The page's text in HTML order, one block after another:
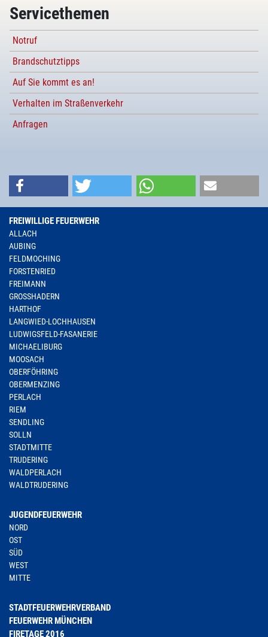
Servicethemen
Notruf
Brandschutztipps
Auf Sie kommt es an!
Verhalten im Straßenverkehr
Anfragen
FREIWILLIGE FEUERWEHR
ALLACH
AUBING
FELDMOCHING
FORSTENRIED
FREIMANN
GROSSHADERN
HARTHOF
LANGWIED-LOCHHAUSEN
LUDWIGSFELD-FASANERIE
MICHAELIBURG
MOOSACH
OBERFÖHRING
OBERMENZING
PERLACH
RIEM
SENDLING
SOLLN
STADTMITTE
TRUDERING
WALDPERLACH
WALDTRUDERING
JUGENDFEUERWEHR
NORD
OST
SÜD
WEST
MITTE
STADTFEUERWEHRVERBAND
FEUERWEHR MÜNCHEN
FIRETAGE 2016